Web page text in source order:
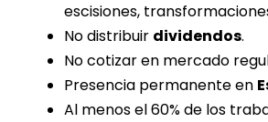
escisiones,
No distribuir dividendos.
No cotizaren mercado
Presencia permanente en
Al menos el 60%de los